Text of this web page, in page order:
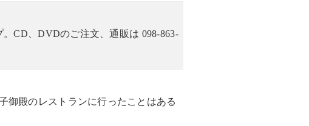
CD、DVDのご注文、通販は 098-863-
御殿のレストランに行ったことはある